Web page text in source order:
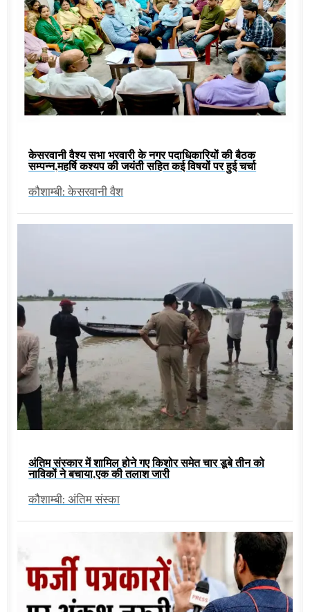
केसरवानी वैश्य सभा भरवारी के नगर पदाधिकारियों की बैठक
सम्पन्न,महर्षि कश्यप की जयंती सहित कई विषयों पर हुई चर्चा
कौशाम्बी: केसरवानी वैश
अंतिम संस्कार में शामिल होने गए किशोर समेत चार डूबे तीन को
नाविकों ने बचाया,एक की तलाश जारी
कौशाम्बी: अंतिम संस्का